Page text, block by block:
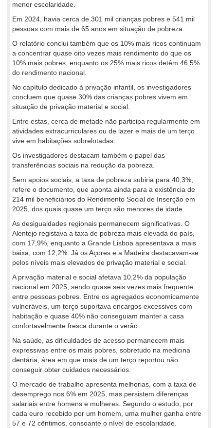
menor escolaridade.
Em 2024, havia cerca de 301 mil crianças pobres e 541 mil
pessoas com mais de 65 anos em situação de pobreza.
O relatório conclui também que os 10% mais ricos continuam
a concentrar quase oito vezes mais rendimento do que os
10% mais pobres, enquanto os 25% mais ricos detêm 46,5%
do rendimento nacional.
No capítulo dedicado à privação infantil, os investigadores
concluem que quase 30% das crianças pobres vivem em
situação de privação material e social.
Entre estas, cerca de metade não participa regularmente em
atividades extracurriculares ou de lazer e mais de um terço
vive em habitações sobrelotadas.
Os investigadores destacam também o papel das
transferências sociais na redução da pobreza.
Sem apoios sociais, a taxa de pobreza subiria para 40,3%,
refere o documento, que aponta ainda para a existência de
214 mil beneficiários do Rendimento Social de Inserção em
2025, dos quais quase um terço são menores de idade.
As desigualdades regionais permanecem significativas. O
Alentejo registava a taxa de pobreza mais elevada do país,
com 17,9%, enquanto a Grande Lisboa apresentava a mais
baixa, com 12,2%. Já os Açores e a Madeira destacavam-se
pelos níveis mais elevados de privação material e social.
A privação material e social afetava 10,2% da população
nacional em 2025, sendo quase seis vezes mais frequente
entre pessoas pobres. Entre os agregados economicamente
vulneráveis, um terço suportava encargos excessivos com
habitação e quase 40% não conseguiam manter a casa
confortavelmente fresca durante o verão.
Na saúde, as dificuldades de acesso permanecem mais
expressivas entre os mais pobres, sobretudo na medicina
dentária, área em que mais de um terço reportou não
conseguir obter cuidados necessários.
O mercado de trabalho apresenta melhorias, com a taxa de
desemprego nos 6% em 2025, mas persistem diferenças
salariais entre homens e mulheres. Segundo o estudo, por
cada euro recebido por um homem, uma mulher ganha entre
57 e 72 cêntimos, consoante o nível de escolaridade.